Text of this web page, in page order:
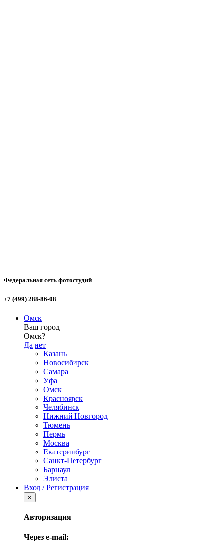
Федеральная сеть фотостудий
+7 (499) 288-86-08
Омск
Ваш город
Омск?
Да нет
Казань
Новосибирск
Самара
Уфа
Омск
Красноярск
Челябинск
Нижний Новгород
Тюмень
Пермь
Москва
Екатеринбург
Санкт-Петербург
Барнаул
Элиста
Вход / Регистрация
×
Авторизация
Через e-mail: